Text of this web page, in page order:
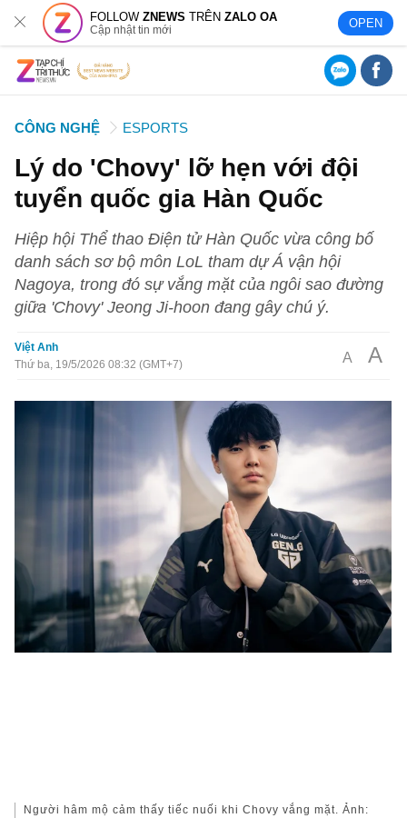
FOLLOWZNEWS TRÊNZALO OA
Cập nhật tin mới OPEN
CÔNG NGHỆ ESPORTS
Lý do 'Chovy' lỡ hẹn với đội
tuyển quốc gia Hàn Quốc
Hiệp hội Thể thao Điện tử Hàn Quốc vừa công bố
danh sách sơ bộ môn LoL tham dự Á vận hội
Nagoya, trong đó sự vắng mặt của ngôi sao đường
giữa 'Chovy' Jeong Ji-hoon đang gây chú ý.
Việt Anh
Thứ ba, 19/5/2026 08:32 (GMT+7)
A A
Người hâm mộ cảm thấy tiếc nuối khi Chovy vắng mặt. Ảnh: